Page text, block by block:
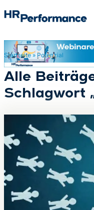
Startseite» Potenzial
Alle
Schlagwort